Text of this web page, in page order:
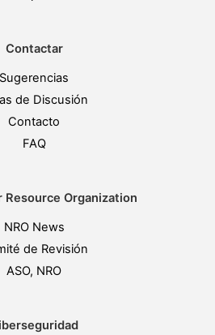
Contactar
Sugerencias
de Discusión
Contacto
FAQ
Resource Organization
NRO News
de Revisión
ASO, NRO